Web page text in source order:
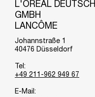
L'ORÉAL
GMBH
LANCÔME
Johannstraße 1
40476 Düsseldorf
Tel:
+49 211-962 949 67
E-Mail: